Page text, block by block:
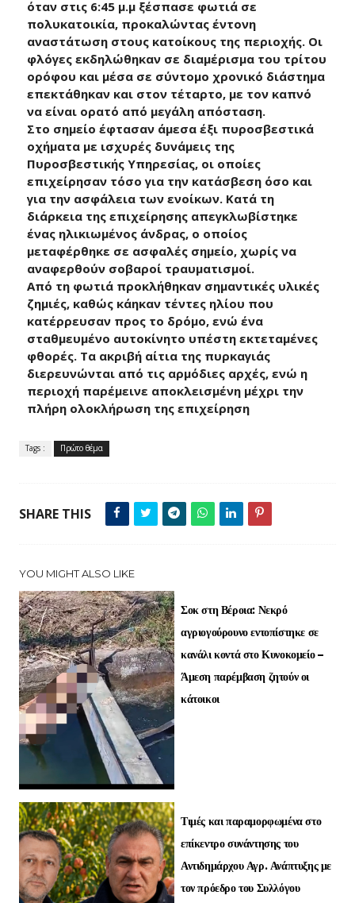
όταν στις 6:45 μ.μ ξέσπασε φωτιά σε
πολυκατοικία, προκαλώντας έντονη
αναστάτωση στους κατοίκους της περιοχής. Οι
φλόγες εκδηλώθηκαν σε διαμέρισμα του τρίτου
ορόφου και μέσα σε σύντομο χρονικό διάστημα
επεκτάθηκαν και στον τέταρτο, με τον καπνό
να είναι ορατό από μεγάλη απόσταση.
Στο σημείο έφτασαν άμεσα έξι πυροσβεστικά
οχήματα με ισχυρές δυνάμεις της
Πυροσβεστικής Υπηρεσίας, οι οποίες
επιχείρησαν τόσο για την κατάσβεση όσο και
για την ασφάλεια των ενοίκων. Κατά τη
διάρκεια της επιχείρησης απεγκλωβίστηκε
ένας ηλικιωμένος άνδρας, ο οποίος
μεταφέρθηκε σε ασφαλές σημείο, χωρίς να
αναφερθούν σοβαροί τραυματισμοί.
Από τη φωτιά προκλήθηκαν σημαντικές υλικές
ζημιές, καθώς κάηκαν τέντες ηλίου που
κατέρρευσαν προς το δρόμο, ενώ ένα
σταθμευμένο αυτοκίνητο υπέστη εκτεταμένες
φθορές. Τα ακριβή αίτια της πυρκαγιάς
διερευνώνται από τις αρμόδιες αρχές, ενώ η
περιοχή παρέμεινε αποκλεισμένη μέχρι την
πλήρη ολοκλήρωση της επιχείρηση
Tags : Πρώτο θέμα
SHARE THIS
YOU MIGHT ALSO LIKE
Σοκ στη Βέροια: Νεκρό
αγριογούρουνο εντοπίστηκε σε
κανάλι κοντά στο Κυνοκομείο –
Άμεση παρέμβαση ζητούν οι
κάτοικοι
Τιμές και παραμορφωμένα στο
επίκεντρο συνάντησης του
Αντιδημάρχου Αγρ. Ανάπτυξης με
τον πρόεδρο του Συλλόγου